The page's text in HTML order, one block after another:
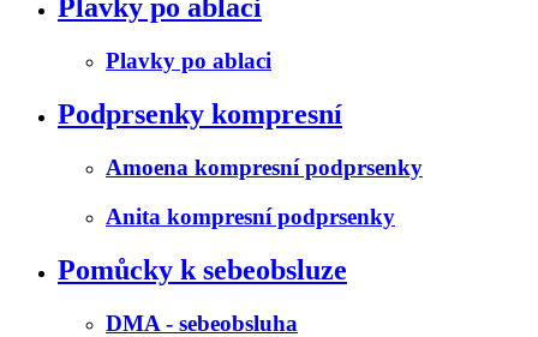
Plavky po ablaci
Plavky po ablaci
Podprsenky kompresní
Amoena kompresní podprsenky
Anita kompresní podprsenky
Pomůcky k sebeobsluze
DMA - sebeobsluha